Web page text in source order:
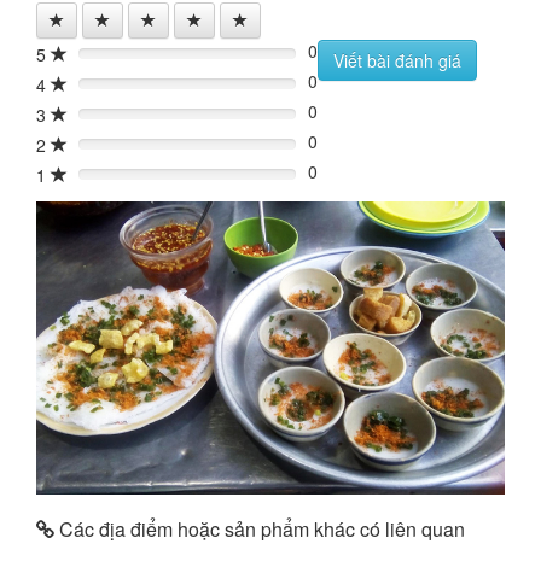
5 0%
0
4
0%
0
3
0%
0
2
0%
0
1
0% 0
Viết bài đánh giá
Các địa điểm hoặc sản phẩm khác có liên quan